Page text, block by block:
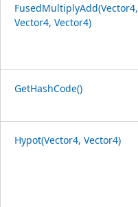
FusedMultiplyAdd(Vector4,
Vector4, Vector4)
GetHashCode()
Hypot(Vector4, Vector4)